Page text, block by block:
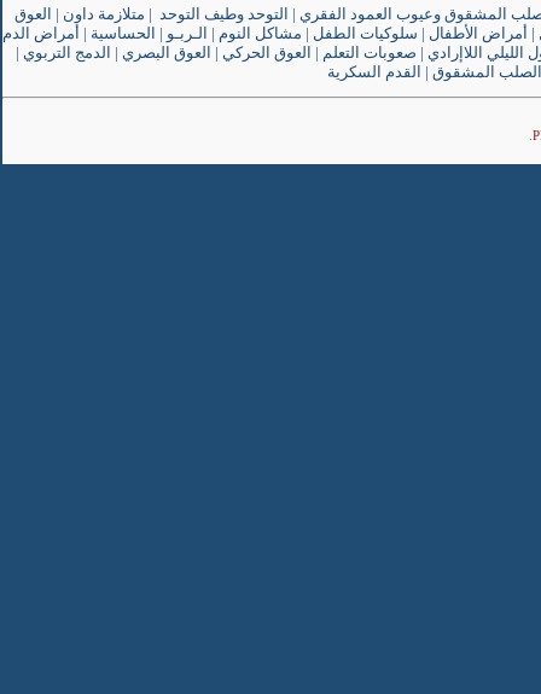
المشقوق وعيوب العمود الفقري | التوحد وطيف التوحد | متلازمة داون | العوق
| أمراض الأطفال | سلوكيات الطفل | مشاكل النوم | الـربـو | الحساسية | أمراض الدم
الليلي اللاإرادي | صعوبات التعلم | العوق الحركي | العوق البصري | الدمج التربوي |
الصلب المشقوق | القدم السكرية